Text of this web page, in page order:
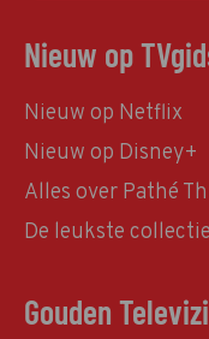
Nieuw op
Nieuw op Netflix
Nieuw op Disney+
Alles over Pathé
De leukste
Gouden